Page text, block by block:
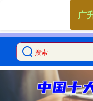
广